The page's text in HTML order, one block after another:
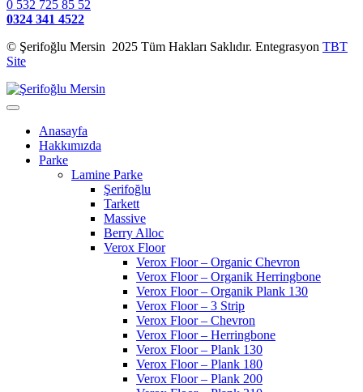
0 532 725 85 52
0324 341 4522
© Şerifoğlu Mersin 2025 Tüm Hakları Saklıdır. Entegrasyon TBT
Site
Anasayfa
Hakkımızda
Parke
Lamine Parke
Şerifoğlu
Tarkett
Massive
Berry Alloc
Verox Floor
Verox Floor – Organic Chevron
Verox Floor – Organik Herringbone
Verox Floor – Organik Plank 130
Verox Floor – 3 Strip
Verox Floor – Chevron
Verox Floor – Herringbone
Verox Floor – Plank 130
Verox Floor – Plank 180
Verox Floor – Plank 200